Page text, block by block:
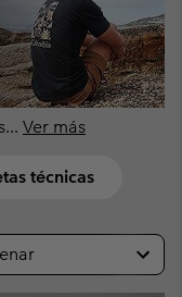
... Ver más
técnicas